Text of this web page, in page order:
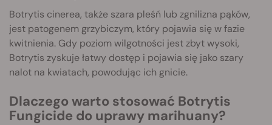
Botrytis cinerea, także szara pleśń lub zgnilizna pąków,
jest patogenem grzybiczym, który pojawia się w fazie
kwitnienia. Gdy poziom wilgotności jest zbyt wysoki,
Botrytis zyskuje łatwy dostęp i pojawia się jako szary
nalot na kwiatach, powodując ich gnicie.
Dlaczego warto stosować Botrytis
Fungicide do uprawy marihuany?